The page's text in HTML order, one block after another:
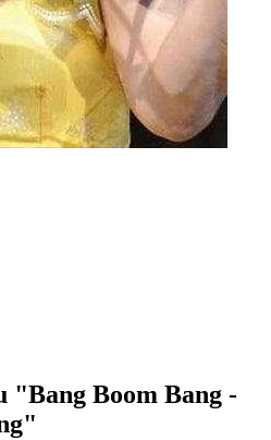
"Bang Boom Bang -